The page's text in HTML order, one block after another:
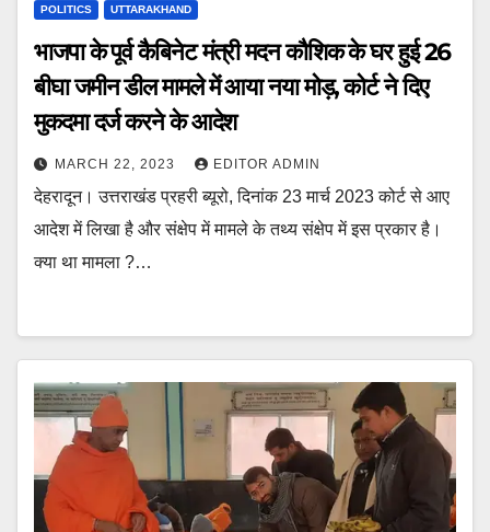
POLITICS UTTARAKHAND
भाजपा के पूर्व कैबिनेट मंत्री मदन कौशिक के घर हुई 26
बीघा जमीन डील मामले में आया नया मोड़, कोर्ट ने दिए
मुकदमा दर्ज करने के आदेश
MARCH 22, 2023 EDITOR ADMIN
देहरादून। उत्तराखंड प्रहरी ब्यूरो, दिनांक 23 मार्च 2023 कोर्ट से आए
आदेश में लिखा है और संक्षेप में मामले के तथ्य संक्षेप में इस प्रकार है।
क्या था मामला ?…